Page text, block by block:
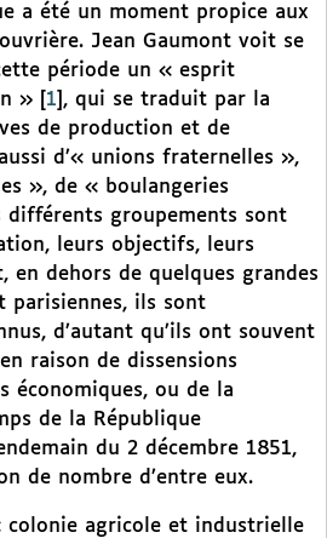
a été un moment propice aux
Jean Gaumont voit se
période un « esprit
»
1 , qui se traduit par la
de production et de
d’« unions fraternelles »,
», de « boulangeries
différents groupements sont
leurs objectifs, leurs
en dehors de quelques grandes
parisiennes, ils sont
d’autant qu’ils ont souvent
raison de dissensions
économiques, ou de la
de la République
du 2 décembre 1851,
de nombre d’entre eux.
agricole et industrielle